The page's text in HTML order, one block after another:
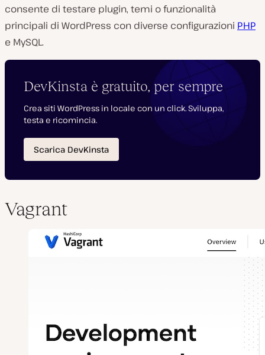
consente di testare plugin, temi o funzionalità
principali di WordPress con diverse configurazioni PHP
e MySQL.
Vagrant